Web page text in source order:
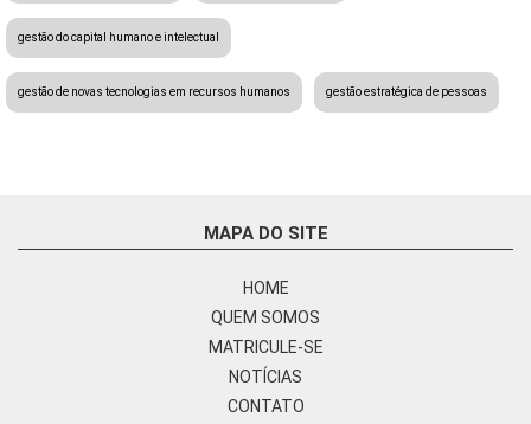
gestão do capital humano e intelectual
gestão de novas tecnologias em recursos humanos gestão estratégica de pessoas
MAPA DO SITE
HOME
QUEM SOMOS
MATRICULE-SE
NOTÍCIAS
CONTATO